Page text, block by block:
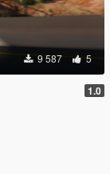
9 587 5
1.0